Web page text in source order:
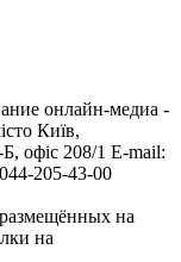
онлайн-медиа -
Київ,
208/1 E-mail:
205-43-00
на
на